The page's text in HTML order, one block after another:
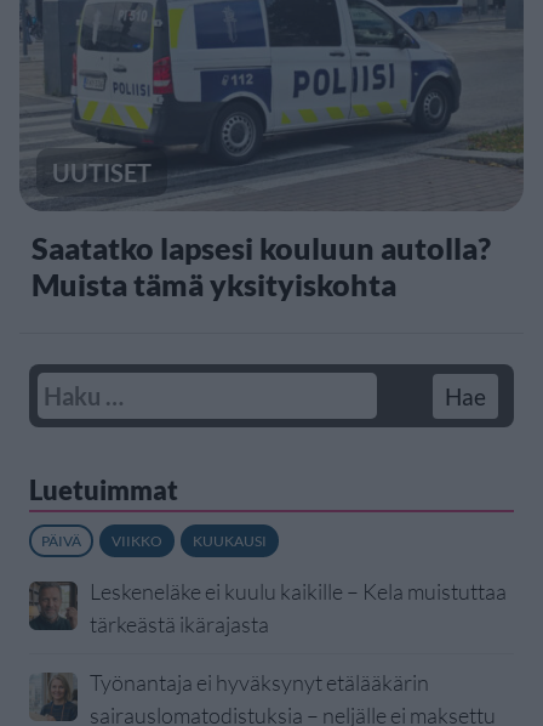
UUTISET
Saatatko lapsesi kouluun autolla?
Muista tämä yksityiskohta
Luetuimmat
PÄIVÄ VIIKKO KUUKAUSI
Leskeneläke ei kuulu kaikille – Kela muistuttaa
tärkeästä ikärajasta
Työnantaja ei hyväksynyt etälääkärin
sairauslomatodistuksia – neljälle ei maksettu